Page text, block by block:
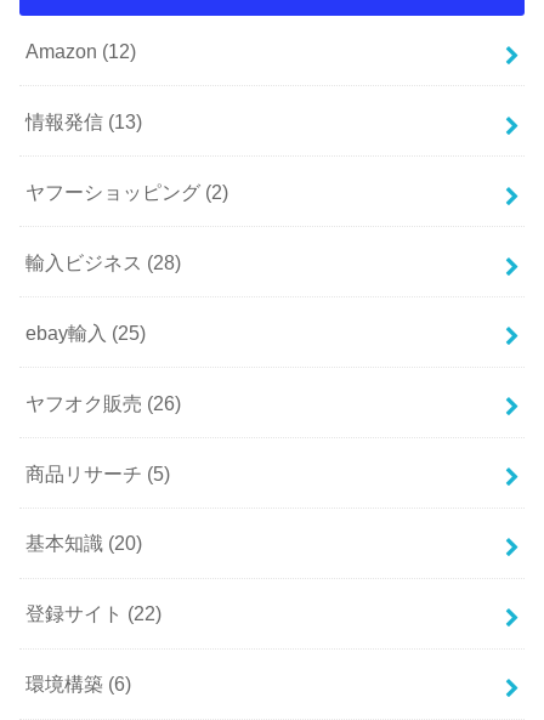
Amazon (12)
情報発信 (13)
ヤフーショッピング (2)
輸入ビジネス (28)
ebay輸入 (25)
ヤフオク販売 (26)
商品リサーチ (5)
基本知識 (20)
登録サイト (22)
環境構築 (6)